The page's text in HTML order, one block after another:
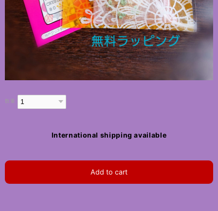
数量
International shipping available
Add to cart